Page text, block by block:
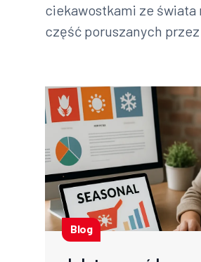
ciekawostkami ze świata
część poruszanych
Blog